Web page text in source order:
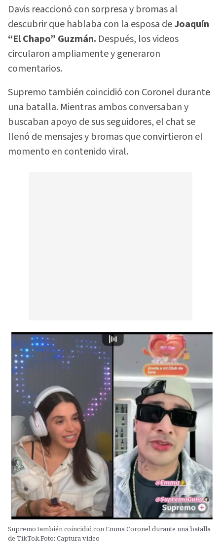
Davis reaccionó con sorpresa y bromas al
descubrir que hablaba con la esposa deJoaquín
“El Chapo” Guzmán. Después, los videos
circularon ampliamente y generaron
comentarios.
Supremo también coincidió con Coronel durante
una batalla. Mientras ambos conversaban y
buscaban apoyo de sus seguidores, el chat se
llenó de mensajes y bromas que convirtieron el
momento en contenido viral.
Supremo también coincidió con Emma Coronel durante una batalla
de TikTok.Foto: Captura video